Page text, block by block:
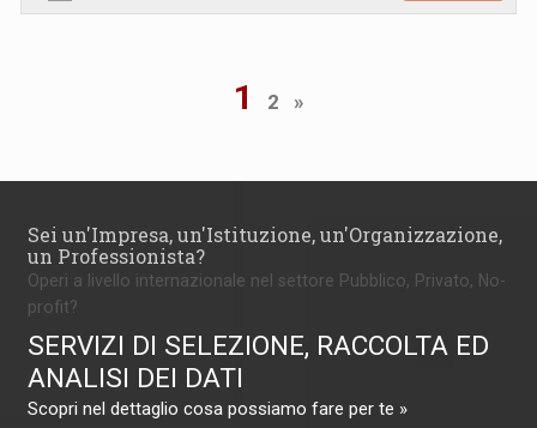
1 2 »
Sei un'Impresa, un'Istituzione, un'Organizzazione,
un Professionista?
Operi a livello internazionale nel settore Pubblico, Privato, No-
profit?
SERVIZI DI SELEZIONE, RACCOLTA ED
ANALISI DEI DATI
Scopri nel dettaglio cosa possiamo fare per te »